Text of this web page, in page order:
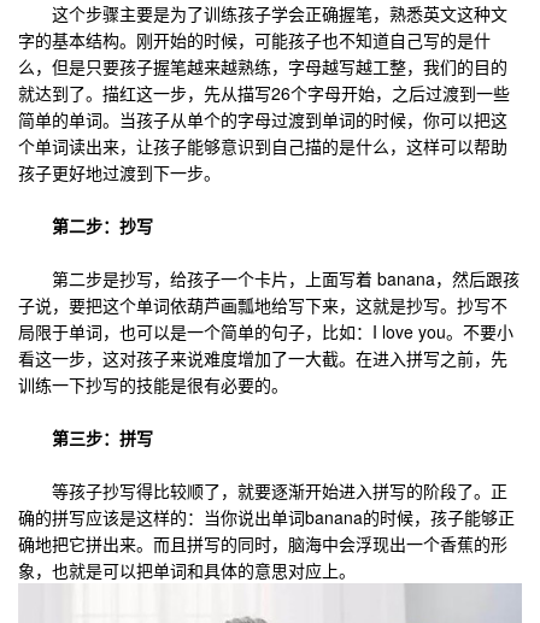
这个步骤主要是为了训练孩子学会正确握笔，熟悉英文这种文
字的基本结构。刚开始的时候，可能孩子也不知道自己写的是什
么，但是只要孩子握笔越来越熟练，字母越写越工整，我们的目的
就达到了。描红这一步，先从描写26个字母开始，之后过渡到一些
简单的单词。当孩子从单个的字母过渡到单词的时候，你可以把这
个单词读出来，让孩子能够意识到自己描的是什么，这样可以帮助
孩子更好地过渡到下一步。
第二步：抄写
第二步是抄写，给孩子一个卡片，上面写着 banana，然后跟孩
子说，要把这个单词依葫芦画瓢地给写下来，这就是抄写。抄写不
局限于单词，也可以是一个简单的句子，比如：I love you。不要小
看这一步，这对孩子来说难度增加了一大截。在进入拼写之前，先
训练一下抄写的技能是很有必要的。
第三步：拼写
等孩子抄写得比较顺了，就要逐渐开始进入拼写的阶段了。正
确的拼写应该是这样的：当你说出单词banana的时候，孩子能够正
确地把它拼出来。而且拼写的同时，脑海中会浮现出一个香蕉的形
象，也就是可以把单词和具体的意思对应上。